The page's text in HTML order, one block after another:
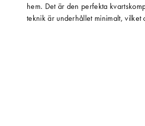
hem. Det är den perfekta
teknik är underhållet minimalt,